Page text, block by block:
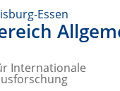
Essen
Internationale